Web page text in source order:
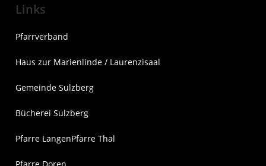
Links
Pfarrverband
Haus zur Marienlinde / Laurenzisaal
Gemeinde Sulzberg
Bücherei Sulzberg
Pfarre LangenPfarre Thal